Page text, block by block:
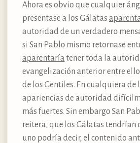
Ahora es obvio que cualquier
presentase a los Gálatas
autoridad de un verdadero
si San Pablo mismo retornase
aparentaría tener toda la
evangelización anterior entre
de los Gentiles. En cualquiera de
apariencias de autoridad
más fuertes. Sin embargo San
reitera, que los Gálatas tendrían
uno podría decir, el contenido